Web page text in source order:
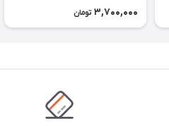
3,700,000 تومان